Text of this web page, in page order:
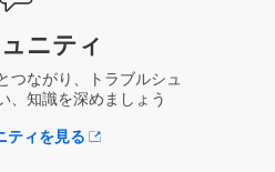
ニティ
つながり、トラブルシュ
、知識を深めましょう
ティを見る